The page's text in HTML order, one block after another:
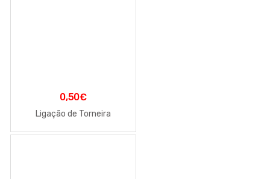
0,50€
Ligação de Torneira